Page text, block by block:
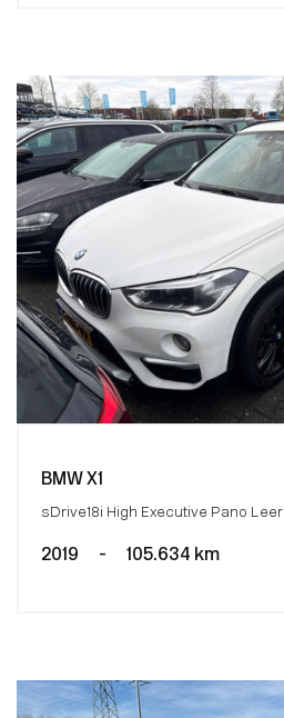
BMW X1
sDrive18i High Executive Pano Leer
2019 - 105.634 km